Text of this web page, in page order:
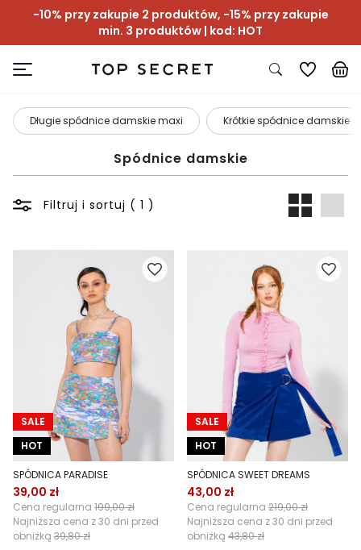
-10% przy zakupie 2 produktów, -15% przy zakupie
min. 3 produktów | kod: HOT
Długie spódnice damskie maxi Krótkie spódnice damskie
Spódnice damskie
Filtruj i sortuj ( 1 )
SALE
HOT
SPÓDNICA PARADISE
39,00 zł
Cena regularna 199,00 zł
Najniższa cena z 30 dni przed
obniżką 39,80 zł
SALE
HOT
SPÓDNICA SWEET DREAMS
43,00 zł
Cena regularna 219,00 zł
Najniższa cena z 30 dni przed
obniżką 43,80 zł